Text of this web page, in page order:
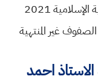
الدروس المطلوبة لمادة القرآن الكريم والتربية الإسلامية 2021
غير المنتهية
الاستاذ احمد